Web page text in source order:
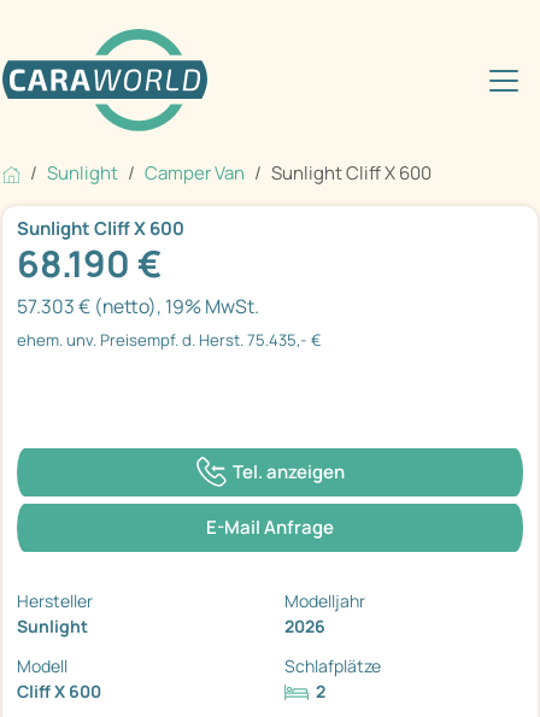
Sunlight Camper Van Sunlight Cliff X 600
Sunlight Cliff X 600
68.190 €
57.303 € (netto), 19% MwSt.
ehem. unv. Preisempf. d. Herst. 75.435,- €
Tel. anzeigen
E-Mail Anfrage
Hersteller
Sunlight
Modelljahr
2026
Modell
Cliff X 600
Schlafplätze
2